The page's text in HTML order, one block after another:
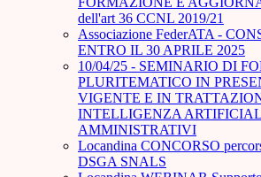
dell'art 36 CCNL 2019/21
Associazione FederATA -
ENTRO IL 30 APRILE 2025
10/04/25 - SEMINARIO DI
PLURITEMATICO IN
VIGENTE E IN
INTELLIGENZA
AMMINISTRATIVI
Locandina CONCORSO
DSGA SNALS